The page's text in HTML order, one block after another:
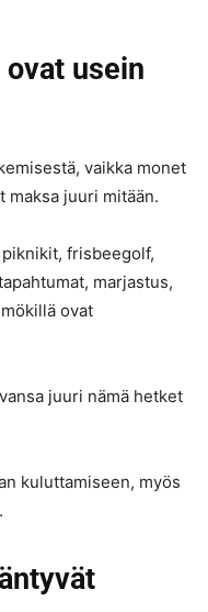
ovat usein
vaikka monet
maksa juuri mitään.
frisbeegolf,
marjastus,
ovat
juuri nämä hetket
kuluttamiseen, myös